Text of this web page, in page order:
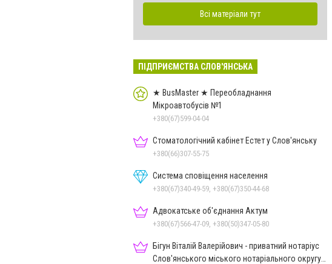
Всі матеріали тут
ПІДПРИЄМСТВА СЛОВ'ЯНСЬКА
★ BusMaster ★ Переобладнання
Мікроавтобусів №1
+380(67)599-04-04
Стоматологічний кабінет Естет у Слов'янську
+380(66)307-55-75
Система сповіщення населення
+380(67)340-49-59, +380(67)350-44-68
Адвокатське об'єднання Актум
+380(67)566-47-09, +380(50)347-05-80
Бігун Віталій Валерійович - приватний нотаріус
Слов'янського міського нотаріального округу